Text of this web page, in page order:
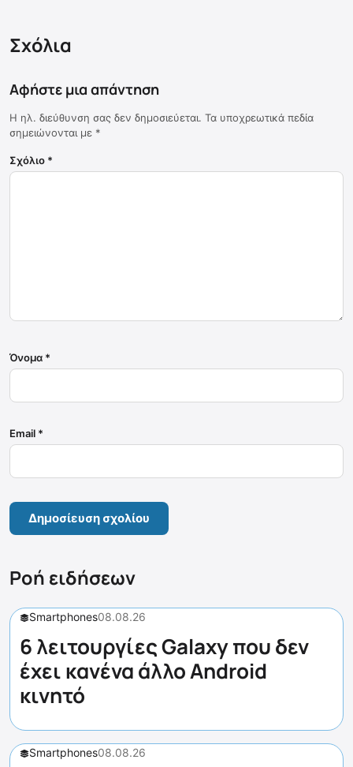
Σχόλια
Αφήστε μια απάντηση
Η ηλ. διεύθυνση σας δεν δημοσιεύεται. Τα υποχρεωτικά πεδία
σημειώνονται με *
Σχόλιο *
Όνομα *
Email *
Ροή ειδήσεων
Smartphones08.08.26
6 λειτουργίες Galaxy που δεν
έχει κανένα άλλο Android
κινητό
Smartphones08.08.26